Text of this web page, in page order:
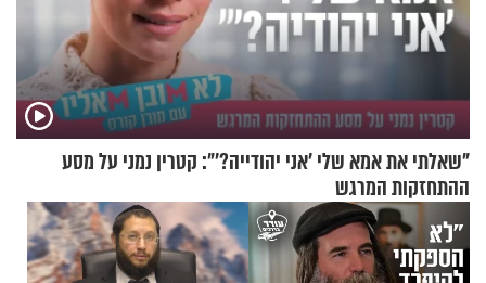
"שאלתי את אמא שלי 'אני יהודייה?'": קטרין נמני על מסע
ההתחזקות המרגש